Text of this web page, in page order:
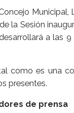
la Sesión
a las
como es una
presentes.
de prensa